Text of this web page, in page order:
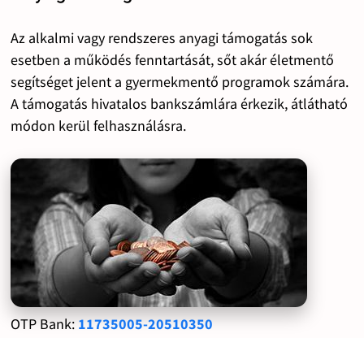
Az alkalmi vagy rendszeres anyagi támogatás sok
esetben a működés fenntartását, sőt akár életmentő
segítséget jelent a gyermekmentő programok számára.
A támogatás hivatalos bankszámlára érkezik, átlátható
módon kerül felhasználásra.
OTP Bank: 11735005-20510350